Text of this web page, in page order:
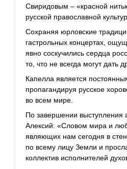
Свиридовым – «красной
русской православной
Сохраняя юрловские
гастрольных концертах,
явно соскучились сердца
то, что не всегда могут дать
Капелла является
пропагандируя русское
во всем мире.
По завершении выступления
Алексий: «Словом мира и
являющих нам сегодня в
по всему лицу Земли и
коллектив исполнителей